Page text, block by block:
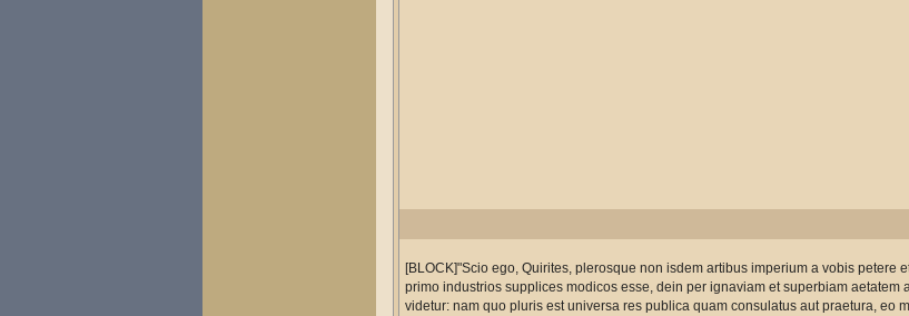
[BLOCK]"Scio ego, Quirites, plerosque non isdem artibus imperium a vobis petere
primo industrios supplices modicos esse, dein per ignaviam et superbiam aetatem
videtur: nam quo pluris est universa res publica quam consulatus aut praetura, eo